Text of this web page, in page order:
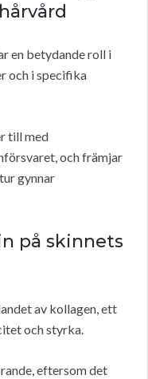
en betydande roll i
och i specifika
till med
och främjar
gynnar
på skinnets
av kollagen, ett
och styrka.
eftersom det